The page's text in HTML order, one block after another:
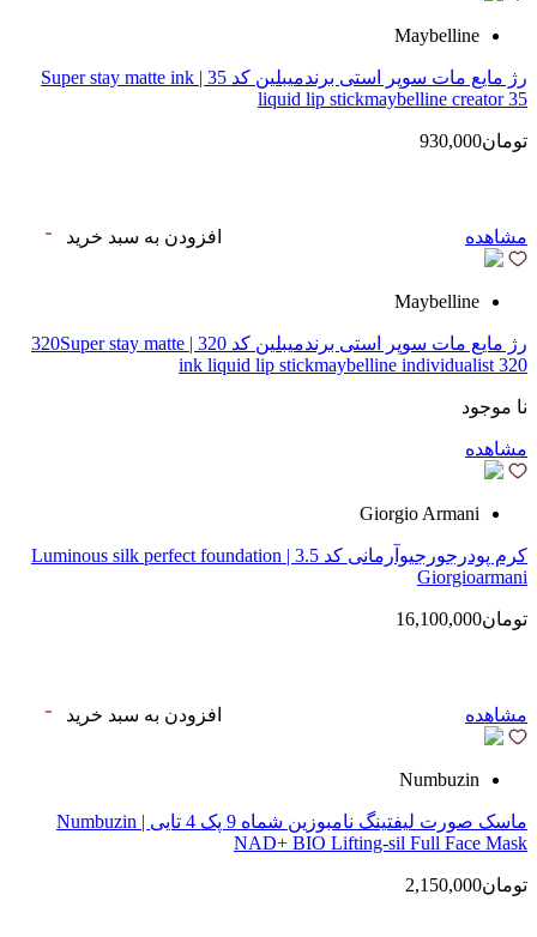
Maybelline
رژ مایع مات سوپر استی‌ برندمیبلین کد 35 | Super stay matte ink
liquid lip stickmaybelline creator 35
تومان930,000
مشاهده افزودن به سبد خرید
Maybelline
رژ مایع مات سوپر استی‌ برندمیبلین کد 320 | 320Super stay matte
ink liquid lip stickmaybelline individualist 320
نا موجود
مشاهده
Giorgio Armani
کرم پودرجورجیوآرمانی کد 3.5 | Luminous silk perfect foundation
Giorgioarmani
تومان16,100,000
مشاهده افزودن به سبد خرید
Numbuzin
ماسک صورت لیفتینگ نامبوزین شماه 9 پک 4 تایی | Numbuzin
NAD+ BIO Lifting-sil Full Face Mask
تومان2,150,000